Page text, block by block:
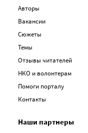
Авторы
Вакансии
Сюжеты
Темы
Отзывы читателей
НКО и волонтерам
Помоги порталу
Контакты
Наши партнеры